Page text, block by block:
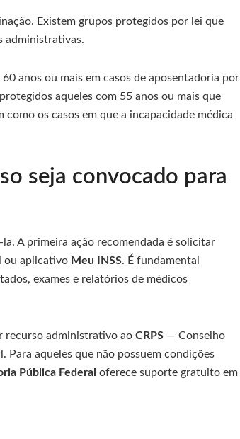
Existem grupos protegidos por lei que
administrativas.
anos ou mais em casos de aposentadoria por
aqueles com 55 anos ou mais que
os casos em que a incapacidade médica
seja convocado para
A primeira ação recomendada é solicitar
ou aplicativo Meu INSS. É fundamental
exames e relatórios de médicos
recurso administrativo ao CRPS — Conselho
Para aqueles que não possuem condições
Pública Federal oferece suporte gratuito em